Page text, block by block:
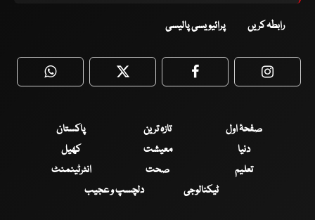
رابطہ کریں پرائیویسی پالیسی
WhatsApp Twitter Facebook
صفحۂ اول تازہ ترین
پاکستان
دنیا
معیشت
کھیل
تعلیم
صحت
انٹرٹینمنٹ
ٹیکنالوجی
دلچسپ و عجیب